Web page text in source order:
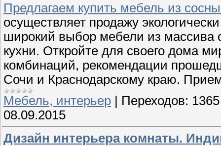
Предлагаем купить мебель из
осуществляет продажу
широкий выбор мебели из
кухни. Откройте для своего дома
комбинаций, рекомендации
Сочи и Краснодарскому краю.
Мебель, интерьер
Переходов: 1365
08.09.2015
Дизайн интерьера комнаты.